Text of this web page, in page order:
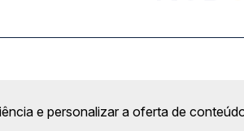
e personalizar a oferta de